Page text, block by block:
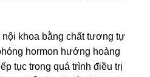
nội khoa bằng chất tương tự
hormon hướng hoàng
tục trong quá trình điều trị